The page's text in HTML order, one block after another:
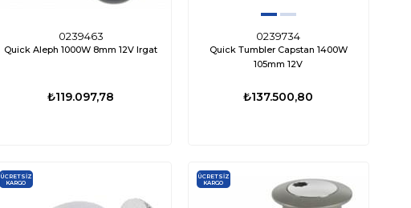
0239463
Quick Aleph 1000W 8mm 12V Irgat
₺119.097,78
0239734
Quick Tumbler Capstan 1400W
105mm 12V
₺137.500,80
ÜCRETSIZ
KARGO
ÜCRETSIZ
KARGO